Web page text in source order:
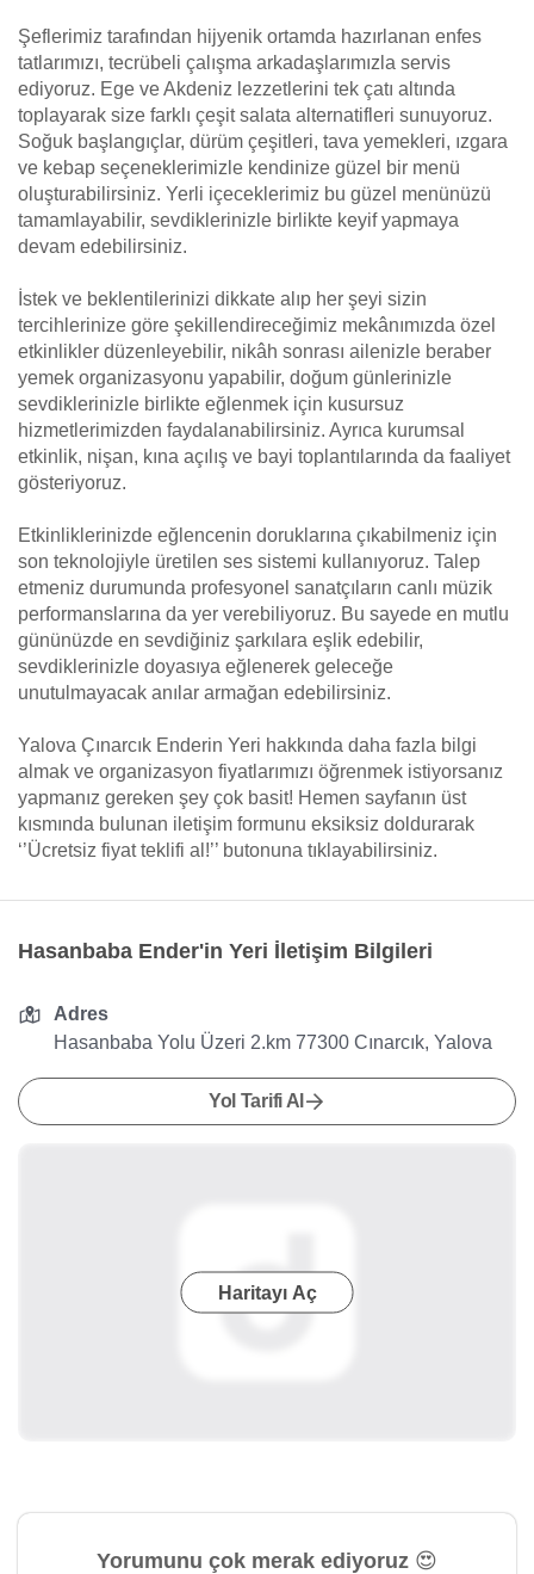
Şeflerimiz tarafından hijyenik ortamda hazırlanan enfes
tatlarımızı, tecrübeli çalışma arkadaşlarımızla servis
ediyoruz. Ege ve Akdeniz lezzetlerini tek çatı altında
toplayarak size farklı çeşit salata alternatifleri sunuyoruz.
Soğuk başlangıçlar, dürüm çeşitleri, tava yemekleri, ızgara
ve kebap seçeneklerimizle kendinize güzel bir menü
oluşturabilirsiniz. Yerli içeceklerimiz bu güzel menünüzü
tamamlayabilir, sevdiklerinizle birlikte keyif yapmaya
devam edebilirsiniz.
İstek ve beklentilerinizi dikkate alıp her şeyi sizin
tercihlerinize göre şekillendireceğimiz mekânımızda özel
etkinlikler düzenleyebilir, nikâh sonrası ailenizle beraber
yemek organizasyonu yapabilir, doğum günlerinizle
sevdiklerinizle birlikte eğlenmek için kusursuz
hizmetlerimizden faydalanabilirsiniz. Ayrıca kurumsal
etkinlik, nişan, kına açılış ve bayi toplantılarında da faaliyet
gösteriyoruz.
Etkinliklerinizde eğlencenin doruklarına çıkabilmeniz için
son teknolojiyle üretilen ses sistemi kullanıyoruz. Talep
etmeniz durumunda profesyonel sanatçıların canlı müzik
performanslarına da yer verebiliyoruz. Bu sayede en mutlu
gününüzde en sevdiğiniz şarkılara eşlik edebilir,
sevdiklerinizle doyasıya eğlenerek geleceğe
unutulmayacak anılar armağan edebilirsiniz.
Yalova Çınarcık Enderin Yeri hakkında daha fazla bilgi
almak ve organizasyon fiyatlarımızı öğrenmek istiyorsanız
yapmanız gereken şey çok basit! Hemen sayfanın üst
kısmında bulunan iletişim formunu eksiksiz doldurarak
‘’Ücretsiz fiyat teklifi al!’’ butonuna tıklayabilirsiniz.
Hasanbaba Ender'in Yeri İletişim Bilgileri
Adres
Hasanbaba Yolu Üzeri 2.km 77300 Cınarcık, Yalova
Yol Tarifi Al
Haritayı Aç
Yorumunu çok merak ediyoruz 😍